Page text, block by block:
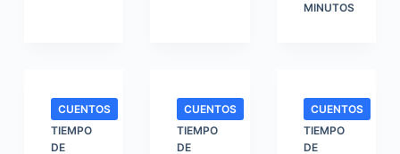
MINUTOS
CUENTOS
TIEMPO
DE
CUENTOS
TIEMPO
DE
CUENTOS
TIEMPO
DE